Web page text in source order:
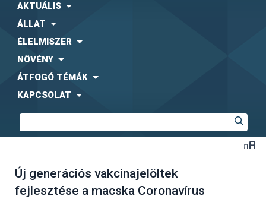
AKTUÁLIS
ÁLLAT
ÉLELMISZER
NÖVÉNY
ÁTFOGÓ TÉMÁK
KAPCSOLAT
Új generációs vakcinajelöltek
fejlesztése a macska Coronavírus